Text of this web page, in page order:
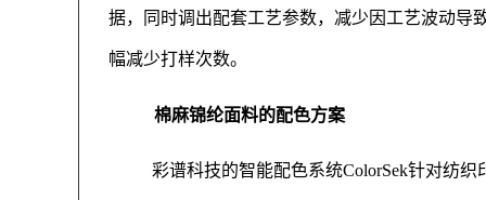
据，同时调出配套工艺参数，减少因工艺波动导
幅减少打样次数。
棉麻锦纶面料的配色方案
彩谱科技的智能配色系统ColorSek针对纺